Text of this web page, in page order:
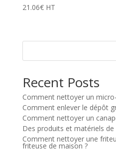
21.06€ HT
Recent Posts
Comment nettoyer un
Comment enlever le dépôt
Comment nettoyer un
Des produits et matériels
Comment nettoyer une
friteuse de maison ?